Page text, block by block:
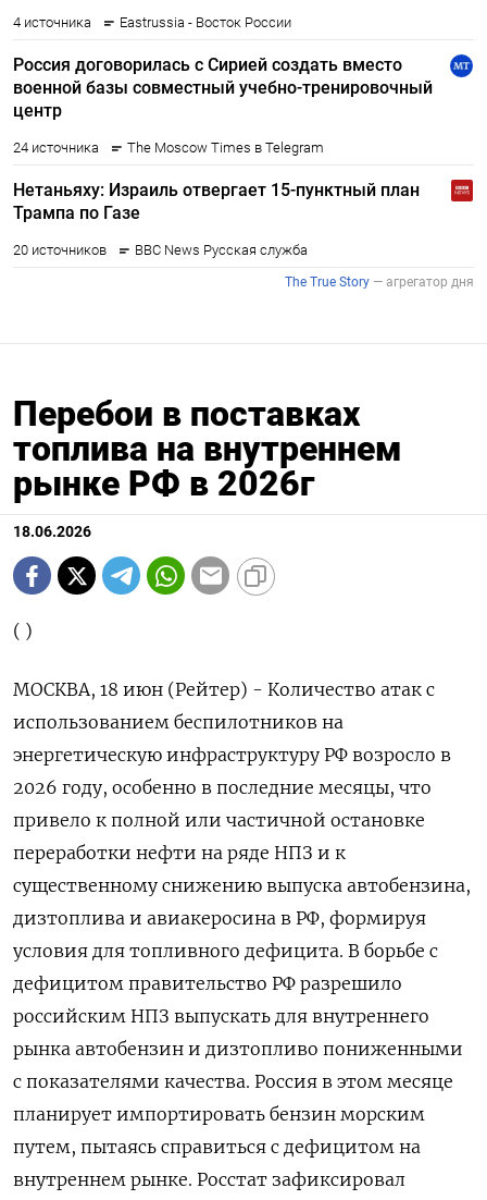
Перебои в поставках
топлива на внутреннем
рынке РФ в 2026г
18.06.2026
( )
МОСКВА, 18 июн (Рейтер) - Количество атак с
использованием беспилотников на
энергетическую инфраструктуру РФ возросло в
2026 году, особенно в последние месяцы, что
привело к полной или частичной остановке
переработки нефти на ряде НПЗ и к
существенному снижению выпуска автобензина,
дизтоплива и авиакеросина в РФ, формируя
условия для топливного дефицита. В борьбе с
дефицитом правительство РФ разрешило
российским НПЗ выпускать для внутреннего
рынка автобензин и дизтопливо пониженными
с показателями качества. Россия в этом месяце
планирует импортировать бензин ‌морским
путем, пытаясь справиться с дефицитом на
внутреннем рынке. Росстат зафиксировал